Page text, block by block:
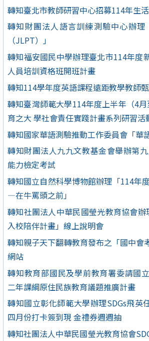
轉知臺北市教師研習中心招募114年生
轉知財團法人語言訓練測驗中心辦理
（JLPT）」
轉知福安國民中學辦理臺北市114年度
人員培訓資格班開班計畫
轉知114學年度英語課程遠距教學教師
轉知臺灣師範大學114年度上半年（4
育之大 學社會責任實踐計畫系列研習活
轉知國家華語測驗推動工作委員會「華
轉知財團法人九九文教基金會舉辦第
能力檢定考試
轉知國立自然科學博物館辦理「114年
—在牛罵頭之前」
轉知社團法人中華民國瑩光教育協會
入校陪伴計畫」線上說明會
轉知親子天下翻轉教育發布之「國中會
網站
轉知教育部國民及學前教育署委請國
二年課綱原住民族教育議題推廣計畫
轉知國立彰化師範大學辦理SDGs飛英
四月份打卡簽到現 金禮券週週抽
轉知社團法人中華民國瑩光教育協會